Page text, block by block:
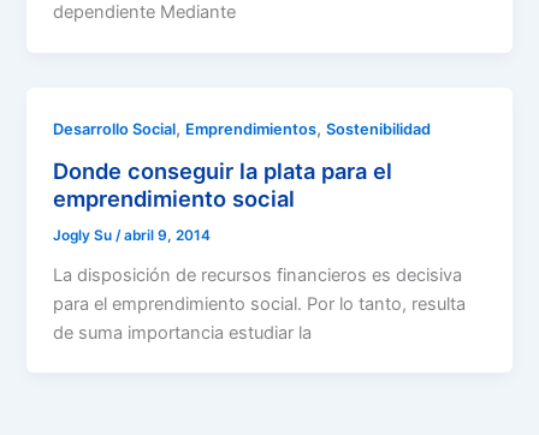
dependiente Mediante
Desarrollo Social, Emprendimientos,Sostenibilidad
Donde conseguir la plata para el
emprendimiento social
Jogly Su /abril 9, 2014
La disposición de recursos financieros es decisiva
para el emprendimiento social. Por lo tanto, resulta
de suma importancia estudiar la